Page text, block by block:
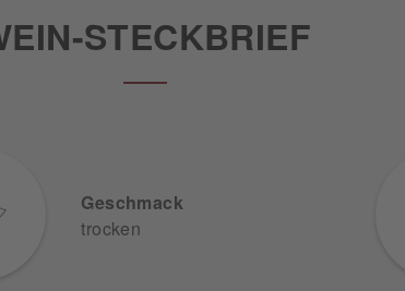
STECKBRIEF
Geschmack
trocken